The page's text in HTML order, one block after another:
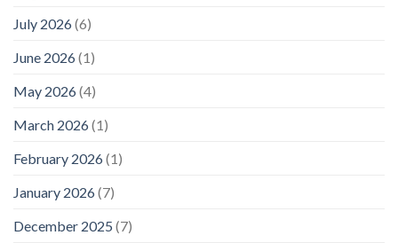
July 2026(6)
June 2026(1)
May 2026(4)
March 2026(1)
February 2026(1)
January 2026(7)
December 2025 (7)